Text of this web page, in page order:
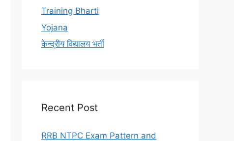
Training Bharti
Yojana
केन्द्रीय विद्यालय भर्ती
Recent Post
RRB NTPC Exam Pattern and